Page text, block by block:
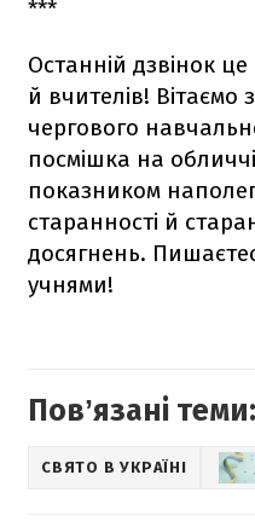
***
Останній дзвінок це
й вчителів! Вітаємо
чергового
посмішка на
показником
старанності й
досягнень.
учнями!
Повʼязані теми:
СВЯТО В УКРАЇНІ